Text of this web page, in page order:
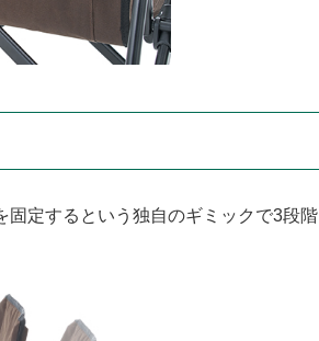
固定するという独自のギミックで3段階